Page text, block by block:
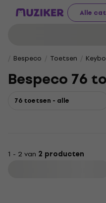
Alle
Bespeco Toetsen
Bespeco 76
76 toetsen - alle
1 - 2 van 2 producten